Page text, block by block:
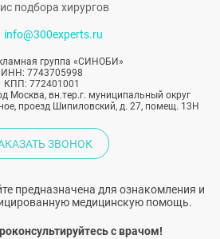
подбора хирургов
info@300experts.ru
группа «СИНОБИ»
ИНН: 7743705998
КПП: 772401001
Москва, вн.тер.г. муниципальный округ
проезд Шипиловский, д. 27, помещ. 13Н
ЗВОНОК
предназначена для ознакомления и
медицинскую помощь.
с врачом!